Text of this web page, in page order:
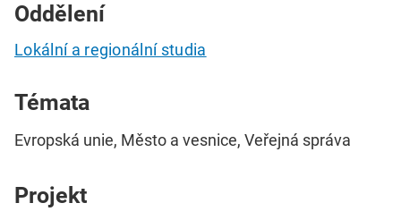
Oddělení
Lokální a regionální studia
Témata
Evropská unie, Město a vesnice, Veřejná správa
Projekt